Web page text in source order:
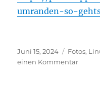
umranden-so-
Veröffentlicht
am
Juni 15, 2024 Fotos,
einen Kommentarzu